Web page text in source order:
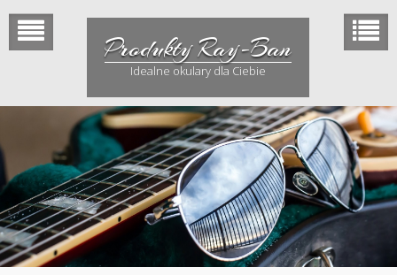
Skip
content
Produkty Ray-Ban
Idealne okulary dla Ciebie